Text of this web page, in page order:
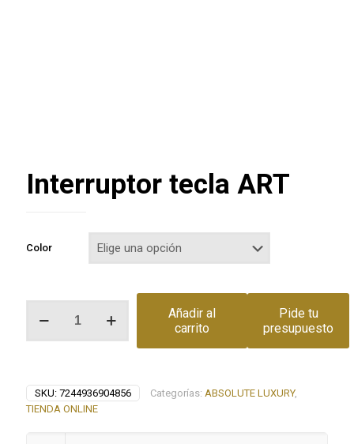
Interruptor tecla ART
Color
tecla
Añadir al
carrito
Pide tu
presupuesto
SKU: 7244936904856 Categorías: ABSOLUTE LUXURY,
TIENDA ONLINE